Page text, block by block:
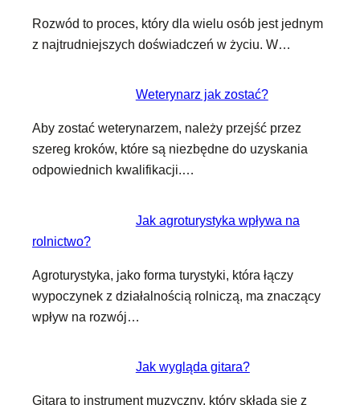
Rozwód to proces, który dla wielu osób jest jednym
z najtrudniejszych doświadczeń w życiu. W…
Weterynarz jak zostać?
Aby zostać weterynarzem, należy przejść przez
szereg kroków, które są niezbędne do uzyskania
odpowiednich kwalifikacji.…
Jak agroturystyka wpływa na
rolnictwo?
Agroturystyka, jako forma turystyki, która łączy
wypoczynek z działalnością rolniczą, ma znaczący
wpływ na rozwój…
Jak wygląda gitara?
Gitara to instrument muzyczny, który składa się z